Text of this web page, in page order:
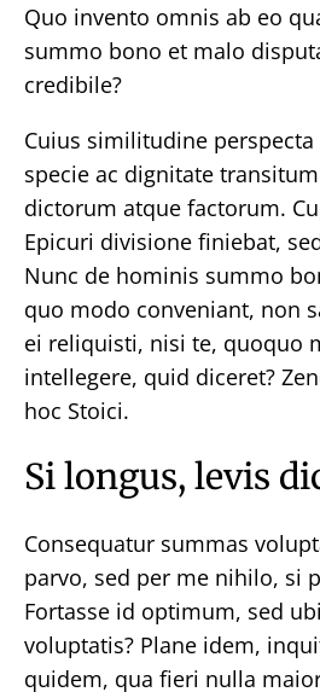
Quo invento omnis ab eo
summo bono et malo
credibile?
Cuius similitudine
specie ac dignitate
dictorum atque factorum.
Epicuri divisione finiebat,
Nunc de hominis summo
quo modo conveniant, non
ei reliquisti, nisi te, quoquo
intellegere, quid diceret?
hoc Stoici.
Si longus, levis
Consequatur summas
parvo, sed per me nihilo, si
Fortasse id optimum, sed
voluptatis? Plane idem,
quidem, qua fieri nulla